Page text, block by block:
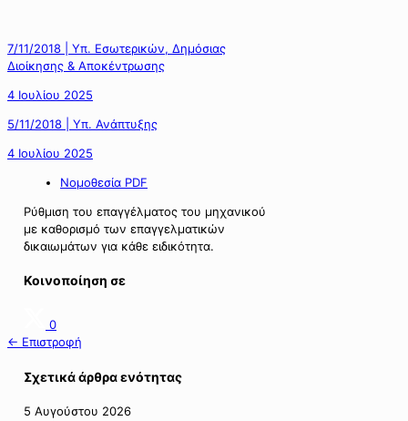
7/11/2018 | Υπ. Εσωτερικών, Δημόσιας
Διοίκησης & Αποκέντρωσης
4 Ιουλίου 2025
5/11/2018 | Υπ. Ανάπτυξης
4 Ιουλίου 2025
Νομοθεσία PDF
Ρύθμιση του επαγγέλματος του μηχανικού
με καθορισμό των επαγγελματικών
δικαιωμάτων για κάθε ειδικότητα.
Κοινοποίηση σε
0
← Επιστροφή
Σχετικά άρθρα ενότητας
5 Αυγούστου 2026